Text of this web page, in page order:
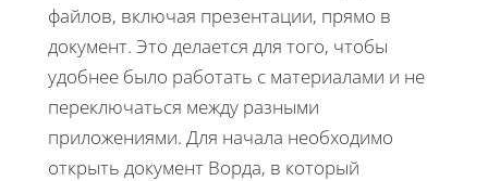
файлов, включая презентации, прямо в
документ. Это делается для того, чтобы
удобнее было работать с материалами и не
переключаться между разными
приложениями. Для начала необходимо
открыть документ Ворда, в который